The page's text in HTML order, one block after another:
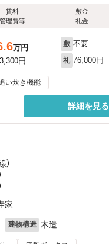
賃料
管理費等
敷金
礼金
万円
3,300円
敷 不要
礼 76,000円
い炊き機能
詳細を見る
）
家
建物構造 木造